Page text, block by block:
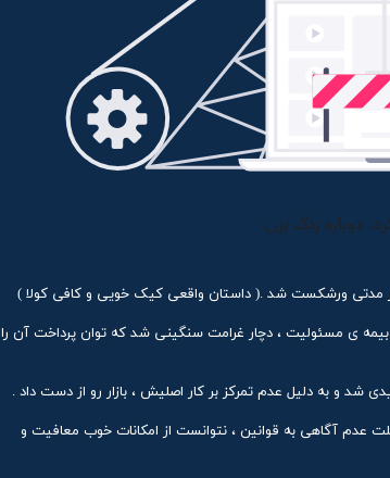
مدتی ورشکست شد .( داستان واقعی کیک خویی و کافی کولا )
ی شهرک صنعتی امیر کبیر به علت عدم پوشش ماده ۶۶ توسط بیمه ی مسئولیت ، دچار غرامت سنگینی شد که توان پرداخت آن را
شد و به دلیل عدم تمرکز بر کار اصلیش ، بازار رو از دست داد .
عدم آگاهی به قوانین ، نتوانست از امکانات خوب معافیت و